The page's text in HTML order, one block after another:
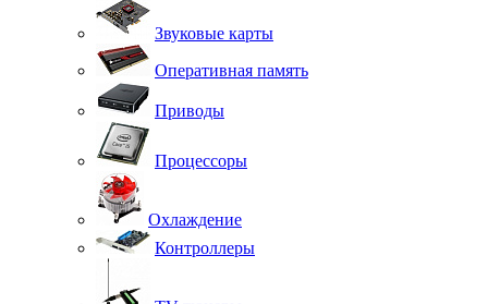
Звуковые карты
Оперативная память
Приводы
Процессоры
Охлаждение
Контроллеры